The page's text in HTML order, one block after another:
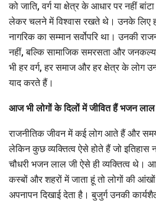
को जाति, वर्ग या क्षेत्र के आधार पर नहीं
लेकर चलने में विश्वास रखते थे। उनके लिए
नागरिक का सम्मान सर्वोपरि था। उनकी
नहीं, बल्कि सामाजिक समरसता और
भी हर वर्ग, हर समाज और हर क्षेत्र के लोग
याद करते हैं।
आज भी लोगों के दिलों में जीवित हैं भजन लाल
राजनीतिक जीवन में कई लोग आते हैं और
लेकिन कुछ व्यक्तित्व ऐसे होते हैं जो इतिहास
चौधरी भजन लाल जी ऐसे ही व्यक्तित्व थे।
कस्बों और शहरों में जाता हूं तो लोगों की
अपनापन दिखाई देता है। बुजुर्ग उनकी